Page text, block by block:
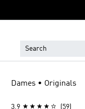
Dames • Originals
3.9 (59)